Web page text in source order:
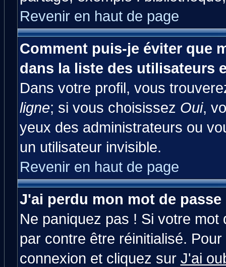
Revenir en haut de page
Comment puis-je éviter que
dans la liste des utilisateurs
Dans votre profil, vous
ligne; si vous choisissez Oui,
yeux des administrateurs ou
un utilisateur invisible.
Revenir en haut de page
J'ai perdu mon mot de passe
Ne paniquez pas ! Si votre
par contre être réinitialisé.
connexion et cliquez sur J'ai